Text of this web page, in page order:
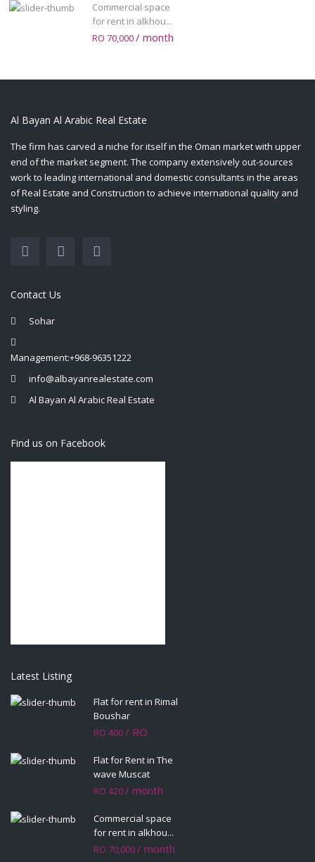
Commercial space
for rent in alkhou...
RO 70,000/ month
Al Bayan Al Arabic Real Estate
The firm has carved a niche for itself in the Oman market with upper
end of the market segment. The company extensively out-sources
work to leading international and domestic consultants in the areas
of Real Estate and Construction to achieve international quality and
styling.
Contact Us
Sohar
Management:+968-96351222
info@albayanrealestate.com
Al Bayan Al Arabic Real Estate
Find us on Facebook
Latest Listing
Flat for rent in Rimal
Boushar
RO 400/ RO
Flat for Rent in The
wave Muscat
RO 420/ month
Commercial space
for rent in alkhou...
RO 70,000/ month